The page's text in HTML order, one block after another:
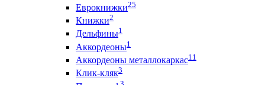
Еврокнижки25
Книжки2
Дельфины1
Аккордеоны1
Аккордеоны металлокаркас11
Клик-кляк3
3